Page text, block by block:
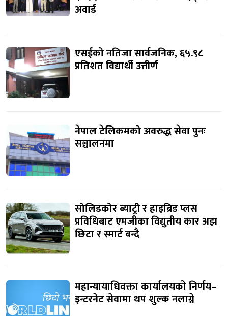
अवार्ड
एसईको नतिजा सार्वजनिक, ६५.९८
प्रतिशत विद्यार्थी उत्तीर्ण
नेपाल टेलिकमको अवरुद्ध सेवा पुनः
सञ्चालनमा
सोलिडकोर ब्याट्री र हाइब्रिड प्लस
प्रविधिबाट एमजीका विद्युतीय कार अझ
छिटा र स्मार्ट बन्दै
महान्यायाधिवक्ता कार्यालयको निर्णय–
इन्टरनेट सेवामा थप शुल्क नलाग्ने